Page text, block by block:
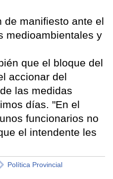
de manifiesto ante el
medioambientales y
que el bloque del
accionar del
las medidas
días. "En el
funcionarios no
el intendente les
Política Provincial